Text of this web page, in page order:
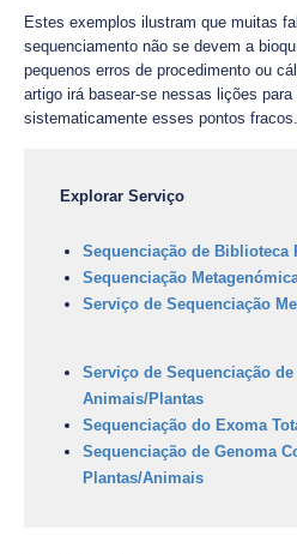
Estes exemplos ilustram que muitas
sequenciamento não se devem a
pequenos erros de procedimento ou
artigo irá basear-se nessas lições
sistematicamente esses pontos fracos.
Explorar Serviço
Sequenciação de Biblioteca
Sequenciação
Serviço de Sequenciação
Serviço de Sequenciação
Animais/Plantas
Sequenciação do Exoma
Sequenciação de Genoma
Plantas/Animais